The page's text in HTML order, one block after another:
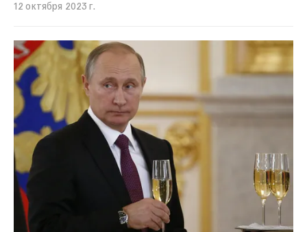
12 октября 2023 г.